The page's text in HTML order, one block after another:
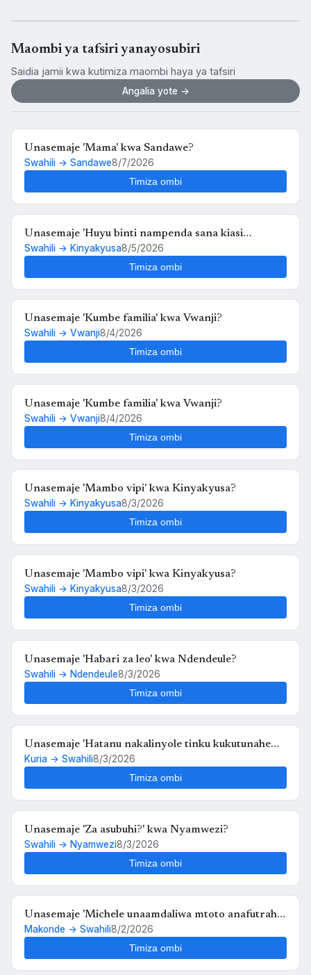
Maombi ya tafsiri yanayosubiri
Saidia jamii kwa kutimiza maombi haya ya tafsiri
Angalia yote →
Unasemaje 'Mama' kwa Sandawe?
Swahili → Sandawe8/7/2026
Timiza ombi
Unasemaje 'Huyu binti nampenda sana kiasi
kwamba nikimuona tu nahisi kuchanganyikiwa' kwa
Swahili → Kinyakyusa8/5/2026
Timiza ombi
Unasemaje 'Kumbe familia' kwa Vwanji?
Swahili → Vwanji8/4/2026
Timiza ombi
Unasemaje 'Kumbe familia' kwa Vwanji?
Swahili → Vwanji8/4/2026
Timiza ombi
Unasemaje 'Mambo vipi' kwa Kinyakyusa?
Swahili → Kinyakyusa8/3/2026
Timiza ombi
Unasemaje 'Mambo vipi' kwa Kinyakyusa?
Swahili → Kinyakyusa8/3/2026
Timiza ombi
Unasemaje 'Habari za leo' kwa Ndendeule?
Swahili → Ndendeule8/3/2026
Timiza ombi
Unasemaje 'Hatanu nakalinyole tinku kukutunahe
mula uche kunyankya mute' kwa Swahili?
Kuria → Swahili8/3/2026
Timiza ombi
Unasemaje 'Za asubuhi?' kwa Nyamwezi?
Swahili → Nyamwezi8/3/2026
Timiza ombi
Unasemaje 'Michele unaamdaliwa mtoto anafutrahia'
kwa Swahili?
Makonde → Swahili8/2/2026
Timiza ombi